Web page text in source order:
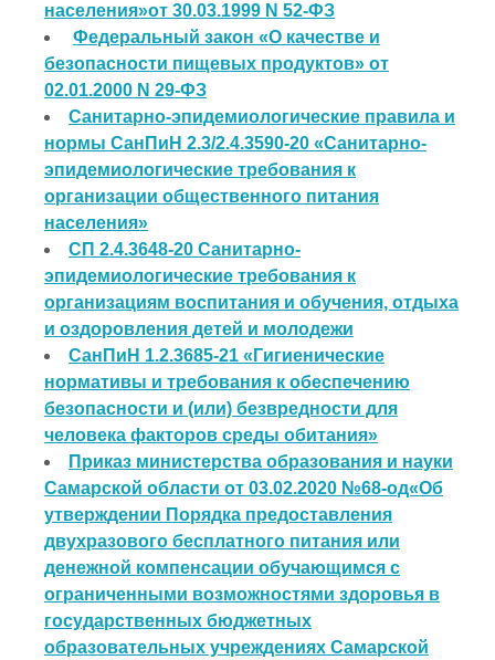
населения»от 30.03.1999 N 52-ФЗ
Федеральный закон «О качестве и
безопасности пищевых продуктов» от
02.01.2000 N 29-ФЗ
Санитарно-эпидемиологические правила и
нормы СанПиН 2.3/2.4.3590-20 «Санитарно-
эпидемиологические требования к
организации общественного питания
населения»
СП 2.4.3648-20 Санитарно-
эпидемиологические требования к
организациям воспитания и обучения, отдыха
и оздоровления детей и молодежи
СанПиН 1.2.3685-21 «Гигиенические
нормативы и требования к обеспечению
безопасности и (или) безвредности для
человека факторов среды обитания»
Приказ министерства образования и науки
Самарской области от 03.02.2020 №68-од«Об
утверждении Порядка предоставления
двухразового бесплатного питания или
денежной компенсации обучающимся с
ограниченными возможностями здоровья в
государственных бюджетных
образовательных учреждениях Самарской